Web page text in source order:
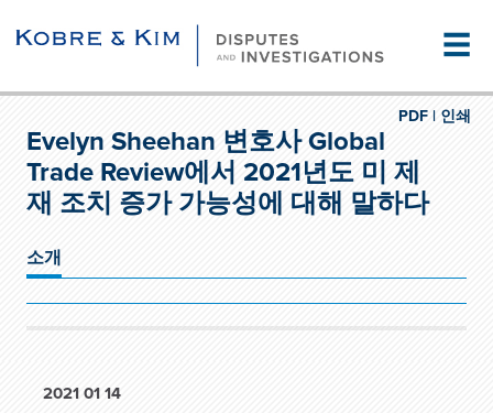
☰
인쇄
PDF |
Evelyn Sheehan 변호사 Global
Trade Review에서 2021년도 미 제
재 조치 증가 가능성에 대해 말하다
소개
2021 01 14